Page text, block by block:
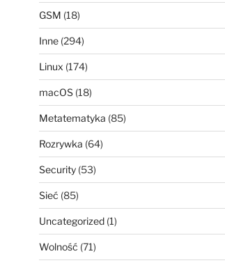
GSM (18)
Inne(294)
Linux (174)
macOS(18)
Metatematyka (85)
Rozrywka (64)
Security(53)
Sieć (85)
Uncategorized(1)
Wolność (71)